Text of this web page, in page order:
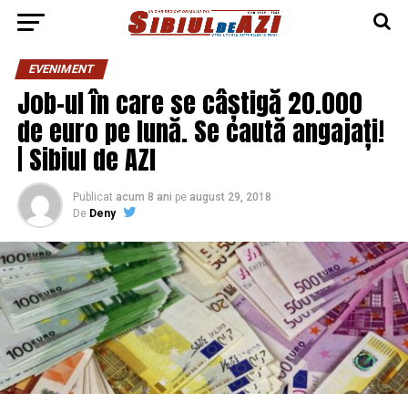
EVENIMENT
Job-ul în care se câștigă 20.000
de euro pe lună. Se caută angajați!
| Sibiul de AZI
Publicat acum 8 ani pe august 29, 2018
De Deny